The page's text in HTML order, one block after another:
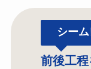
シー
前後工